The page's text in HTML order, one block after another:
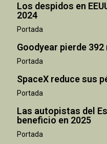
Los despidos en
2024
Portada
Goodyear pierde
Portada
SpaceX reduce sus
Portada
Las autopistas del
beneficio en 2025
Portada